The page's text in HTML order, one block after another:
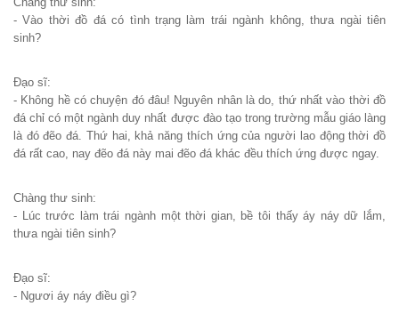
- Vào thời đồ đá có tình trạng làm trái ngành không, thưa ngài tiên
sinh?
Đạo sĩ:
- Không hề có chuyện đó đâu! Nguyên nhân là do, thứ nhất vào thời đồ
đá chỉ có một ngành duy nhất được đào tạo trong trường mẫu giáo làng
là đó đẽo đá. Thứ hai, khả năng thích ứng của người lao động thời đồ
đá rất cao, nay đẽo đá này mai đẽo đá khác đều thích ứng được ngay.
Chàng thư sinh:
- Lúc trước làm trái ngành một thời gian, bề tôi thấy áy náy dữ lắm,
thưa ngài tiên sinh?
Đạo sĩ:
- Ngươi áy náy điều gì?